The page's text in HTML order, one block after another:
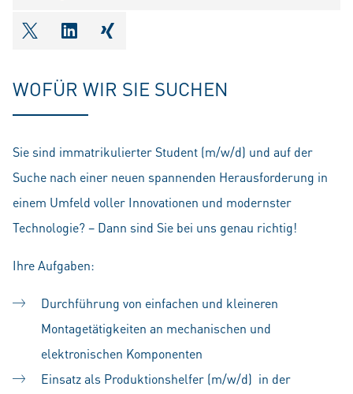
shareOntwitter
shareOnlinkedIn
shareOnxing
WOFÜR WIR SIE SUCHEN
Sie sind immatrikulierter Student (m/w/d) und auf der
Suche nach einer neuen spannenden Herausforderung in
einem Umfeld voller Innovationen und modernster
Technologie? – Dann sind Sie bei uns genau richtig!
Ihre Aufgaben:
Durchführung von einfachen und kleineren
Montagetätigkeiten an mechanischen und
elektronischen Komponenten
Einsatz als Produktionshelfer (m/w/d) in der